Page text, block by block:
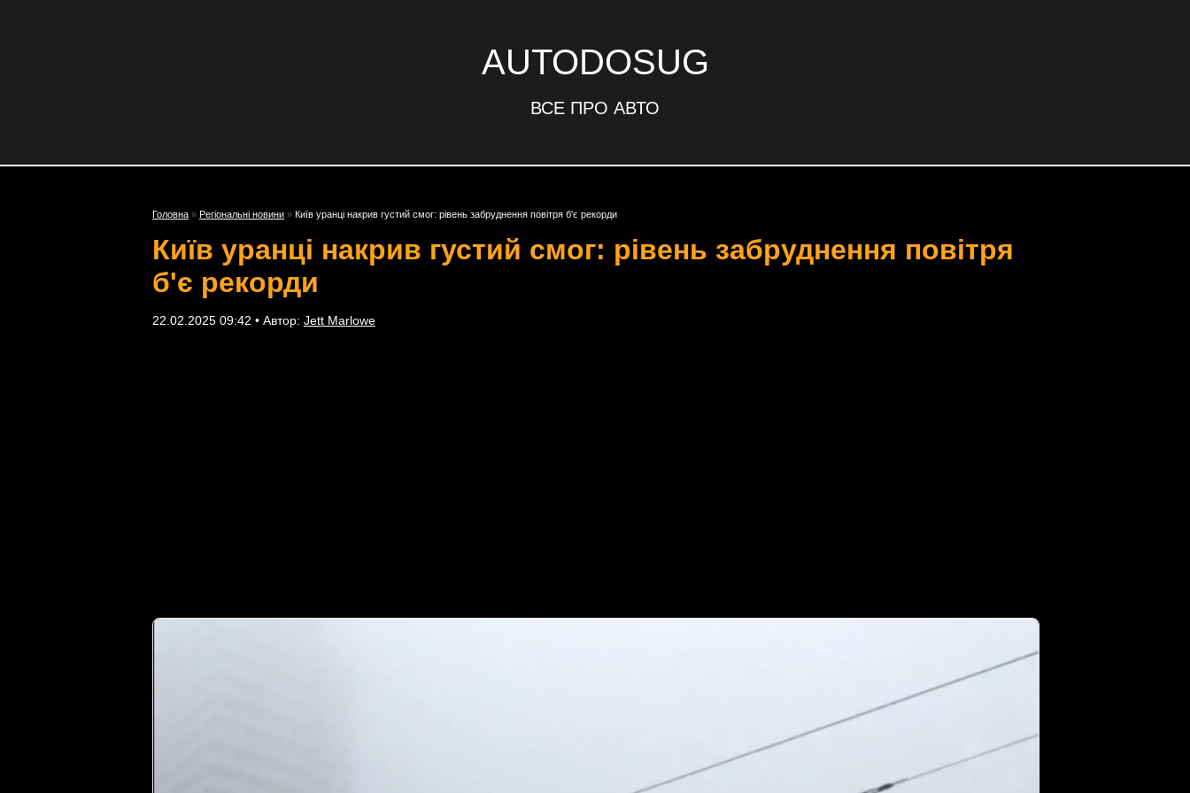
AUTODOSUG
ВСЕ ПРО АВТО
Головна » Регіональні новини » Київ уранці накрив густий смог: рівень забруднення повітря б'є рекорди
Київ уранці накрив густий смог: рівень забруднення повітря
б'є рекорди
22.02.2025 09:42 • Автор: Jett Marlowe